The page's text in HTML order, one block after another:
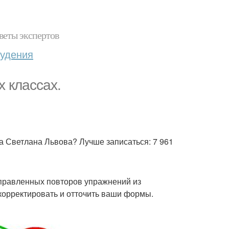
экспертов
классах.
Светлана Львова? Лучше записаться: 7 961
повторов упражнений из
и отточить ваши формы.